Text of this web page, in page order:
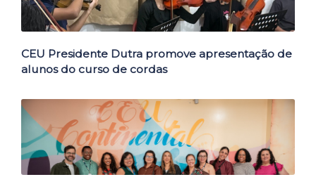
CEU Presidente Dutra promove apresentação de
alunos do curso de cordas